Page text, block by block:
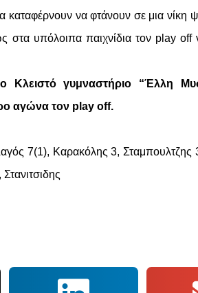
καταφέρνουν να φτάνουν σε μια νίκη
υπόλοιπα παιχνίδια τον play off
Κλειστό γυμναστήριο “Έλλη
αγώνα τον play off.
7(1), Καρακόλης 3, Σταμπουλτζης